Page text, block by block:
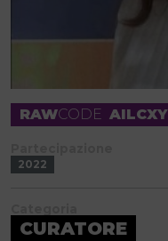
RAWCODE AILCXY
2022
CURATORE